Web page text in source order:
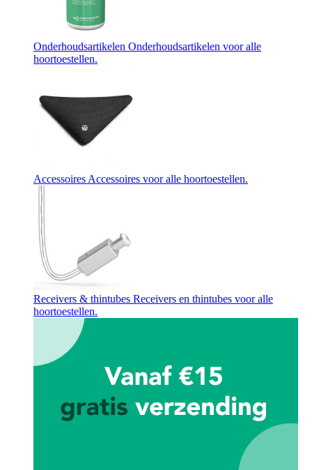
Onderhoudsartikelen Onderhoudsartikelen voor alle
hoortoestellen.
Accessoires Accessoires voor alle hoortoestellen.
Receivers & thintubes Receivers en thintubes voor alle
hoortoestellen.